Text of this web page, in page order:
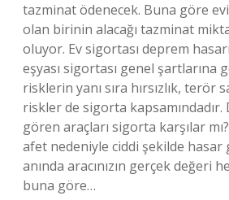
tazminat ödenecek. Buna göre
olan birinin alacağı tazminat
oluyor. Ev sigortası deprem
eşyası sigortası genel şartlarına
risklerin yanı sıra hırsızlık, terör
riskler de sigorta
gören araçları sigorta karşılar
afet nedeniyle ciddi şekilde
anında aracınızın gerçek değeri
buna göre…